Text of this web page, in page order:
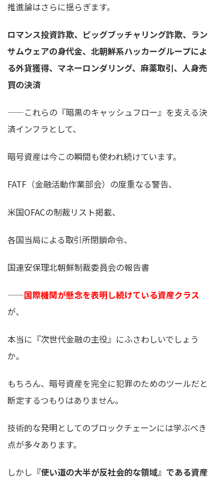
推進論はさらに揺らぎます。
ロマンス投資詐欺、ピッグブッチャリング詐欺、ラン
サムウェアの身代金、北朝鮮系ハッカーグループによ
る外貨獲得、マネーロンダリング、麻薬取引、人身売
買の決済
——これらの『暗黒のキャッシュフロー』を支える決
済インフラとして、
暗号資産は今この瞬間も使われ続けています。
FATF（金融活動作業部会）の度重なる警告、
米国OFACの制裁リスト掲載、
各国当局による取引所閉鎖命令、
国連安保理北朝鮮制裁委員会の報告書
——国際機関が懸念を表明し続けている資産クラス
が、
本当に『次世代金融の主役』にふさわしいでしょう
か。
もちろん、暗号資産を完全に犯罪のためのツールだと
断定するつもりはありません。
技術的な発明としてのブロックチェーンには学ぶべき
点が多々あります。
しかし 『使い道の大半が反社会的な領域』である資産